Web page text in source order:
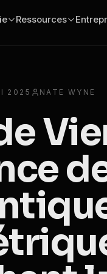
Ressources
2025 NATE WYNE